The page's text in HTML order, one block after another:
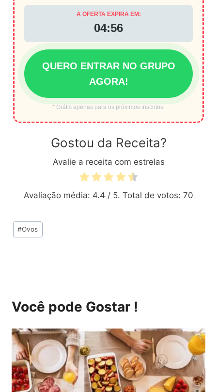
A OFERTA EXPIRA EM:
04:55
QUERO ENTRAR NO GRUPO
AGORA!
* Grátis apenas para os próximos inscritos.
Gostou da Receita?
Avalie a receita com estrelas
Avaliação média: 4.4 / 5. Total de votos: 70
Tags
do
#Ovos
Você pode Gostar !